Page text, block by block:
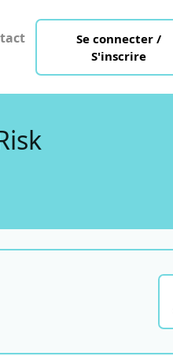
Se connecter /
S'inscrire